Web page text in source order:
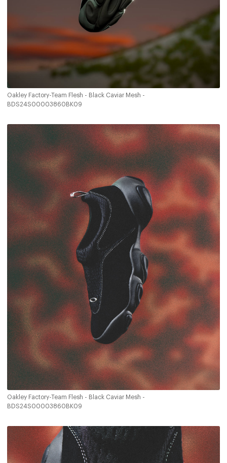
Oakley Factory-Team Flesh - Black Caviar Mesh -
BDS24S00003860BK09
Oakley Factory-Team Flesh - Black Caviar Mesh -
BDS24S00003860BK09